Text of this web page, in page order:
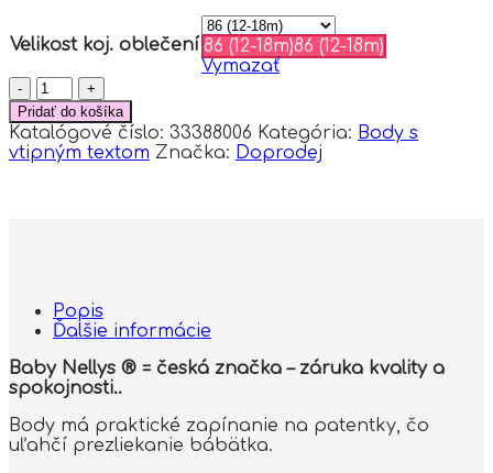
Velikost koj. oblečení 86 (12-18m)86 (12-18m)
Vymazať
množstvo
Baby
Nellys
Body
dlhý
veľ.
86
Pridať do košíka
Katalógové číslo: 33388006 Kategória: Body s
vtipným textom Značka: Doprodej
Popis
Ďalšie informácie
Baby Nellys ® = česká značka – záruka kvality a
spokojnosti..
Body má praktické zapínanie na patentky, čo
uľahčí prezliekanie bábätka.